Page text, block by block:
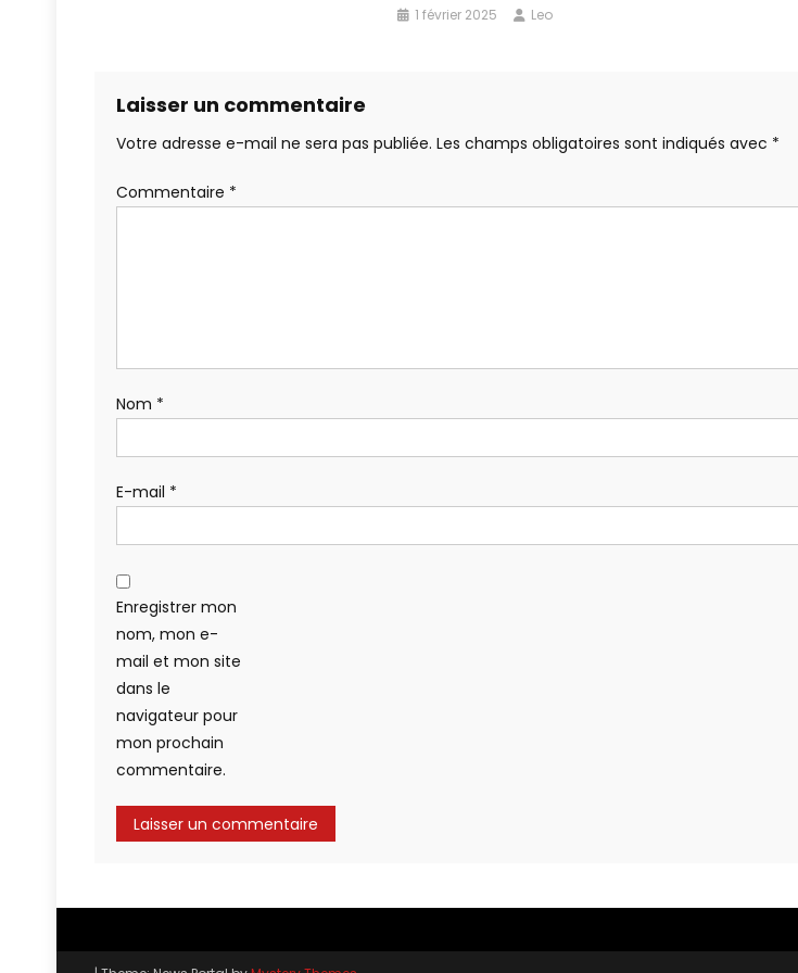
1 février 2025 Leo
Laisser un commentaire
Votre adresse e-mail ne sera pas publiée. Les champs obligatoires sont indiqués avec *
Commentaire *
Nom *
E-mail *
Enregistrer mon
nom, mon e-
mail et mon site
dans le
navigateur pour
mon prochain
commentaire.